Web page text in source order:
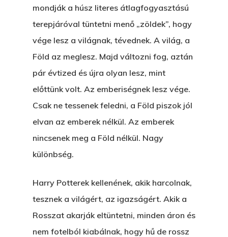
mondják a húsz literes átlagfogyasztású
terepjáróval tüntetni menő „zöldek”, hogy
vége lesz a világnak, tévednek. A világ, a
Föld az meglesz. Majd változni fog, aztán
pár évtized és újra olyan lesz, mint
előttünk volt. Az emberiségnek lesz vége.
Csak ne tessenek feledni, a Föld piszok jól
elvan az emberek nélkül. Az emberek
nincsenek meg a Föld nélkül. Nagy
különbség.
Harry Potterek kellenének, akik harcolnak,
tesznek a világért, az igazságért. Akik a
Rosszat akarják eltüntetni, minden áron és
nem fotelból kiabálnak, hogy hű de rossz